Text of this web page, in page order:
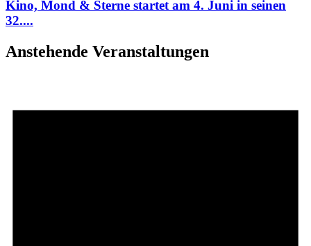
Kino, Mond & Sterne startet am 4. Juni in seinen
32....
Anstehende Veranstaltungen